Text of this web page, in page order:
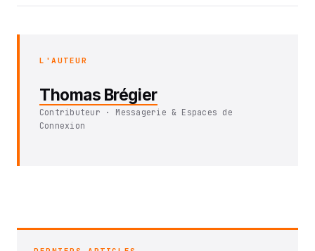
L'AUTEUR
Thomas Brégier
Contributeur · Messagerie & Espaces de
Connexion